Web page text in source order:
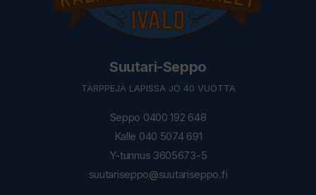
Suutari-Seppo
TÄRPPEJÄ LAPISSA JO 40 VUOTTA
Seppo 0400 192 648
Kalle 040 5074 691
Y-tunnus 3605673-5
suutariseppo@suutariseppo.fi